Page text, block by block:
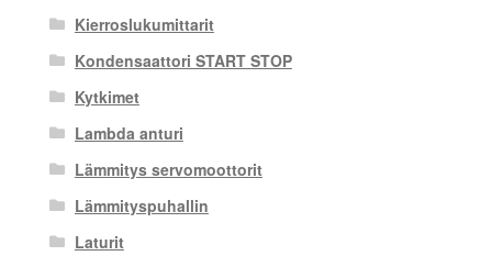
Kierroslukumittarit
Kondensaattori START STOP
Kytkimet
Lambda anturi
Lämmitys servomoottorit
Lämmityspuhallin
Laturit